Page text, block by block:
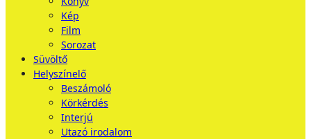
Kép
Film
Sorozat
Süvöltő
Helyszínelő
Beszámoló
Körkérdés
Interjú
Utazó irodalom